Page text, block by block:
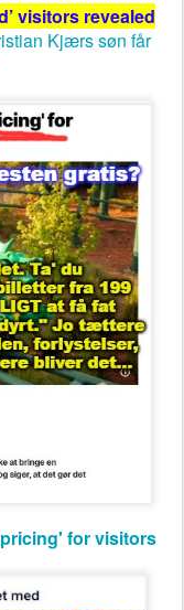
visitors revealed
Kjærs søn får
for visitors